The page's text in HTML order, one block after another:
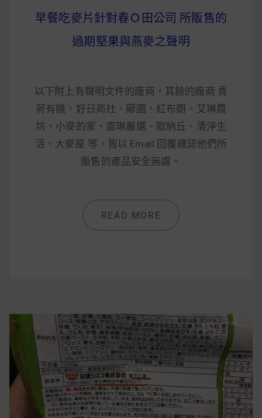
2020 年最新蛋白粉終極指南，讓你一次搞
清楚！
減醣食材推薦
早餐吃麥片針對春Ｏ田公司 所販售的
過期堅果與燕麥之聲明
以下附上有聲明文件的廠商，其餘的廠商 青
荷有機、好日商社、薌園、紅布朗、艾琳農
坊、小麥的家、富琳嚴選、歐納丘、清淨生
活、大麥屋 等，皆以 Email 回覆確認他們所
販售的產品安全無虞。
READ MORE